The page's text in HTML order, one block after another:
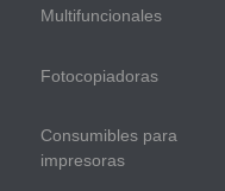
Multifuncionales
Fotocopiadoras
Consumibles para
impresoras